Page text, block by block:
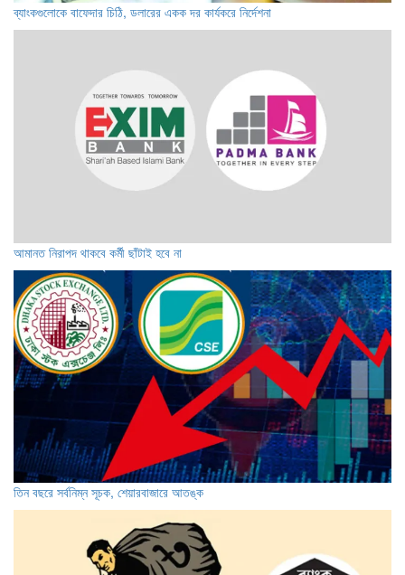
ব্যাংকগুলোকে বাফেদার চিঠি, ডলারের একক দর কার্যকরে নির্দেশনা
আমানত নিরাপদ থাকবে কর্মী ছাঁটাই হবে না
তিন বছরে সর্বনিম্ন সূচক, শেয়ারবাজারে আতঙ্ক